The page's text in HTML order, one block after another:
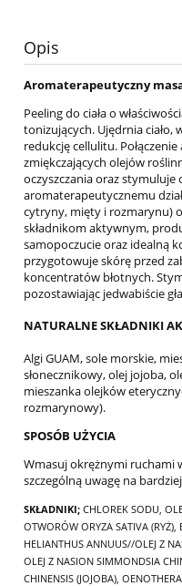
Opis
Aromaterapeutyczny
Peeling do ciała o
tonizujących. Ujędrnia ciało,
redukcję cellulitu.
zmiękczających olejów
oczyszczania oraz
aromaterapeutycznemu
cytryny, mięty i rozmarynu)
składnikom aktywnym,
samopoczucie oraz idealną
przygotowuje skórę przed
koncentratów błotnych.
pozostawiając jedwabiście
NATURALNE SKŁADNIKI
Algi GUAM, sole morskie,
słonecznikowy, olej jojoba,
mieszanka olejków
rozmarynowy).
SPOSÓB UŻYCIA
Wmasuj okrężnymi ruchami
szczególną uwagę na
SKŁADNIKI; CHLOREK SODU,
OTWORÓW ORYZA SATIVA (RYŻ),
HELIANTHUS ANNUUS//OLEJ Z
OLEJ Z NASION SIMMONDSIA
CHINENSIS (JOJOBA),